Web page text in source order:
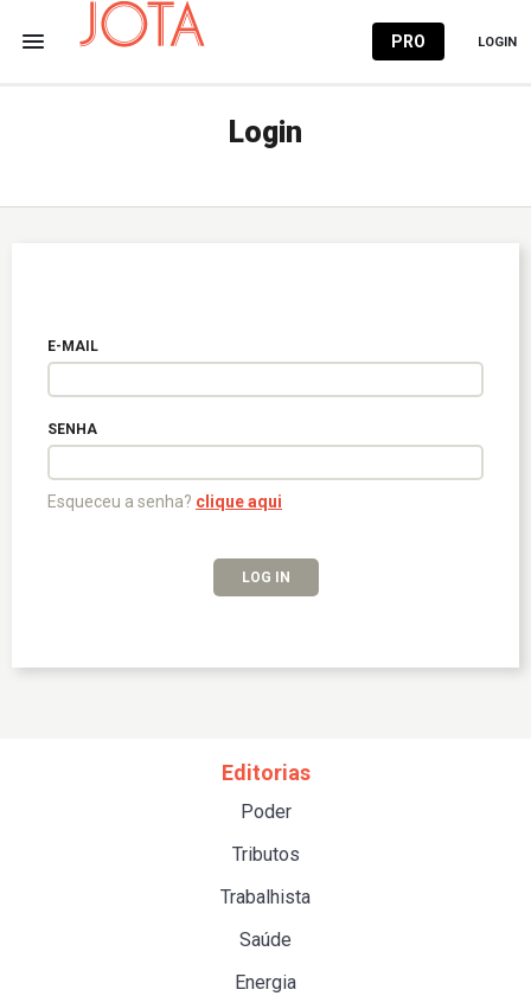
PRO LOGIN
Login
E-MAIL
SENHA
Esqueceu a senha? clique aqui
LOG IN
Editorias
Poder
Tributos
Trabalhista
Saúde
Energia